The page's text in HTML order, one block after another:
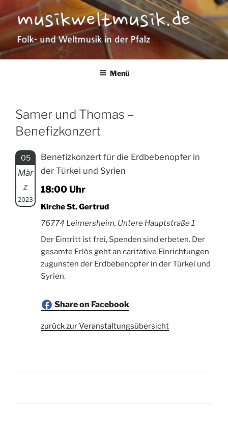
Zum
Inhalt
MUSIKWELTMUSIK
Folk- und Weltmusik in der Pfalz
Menü
Samer und Thomas –
Benefizkonzert
05
Mär
z
2023
Benefizkonzert für die Erdbebenopfer in
der Türkei und Syrien
18:00 Uhr
Kirche St. Gertrud
76774 Leimersheim, Untere Hauptstraße 1
Der Eintritt ist frei, Spenden sind erbeten. Der
gesamte Erlös geht an caritative Einrichtungen
zugunsten der Erdbebenopfer in der Türkei und
Syrien.
Share on Facebook
zurück zur Veranstaltungsübersicht